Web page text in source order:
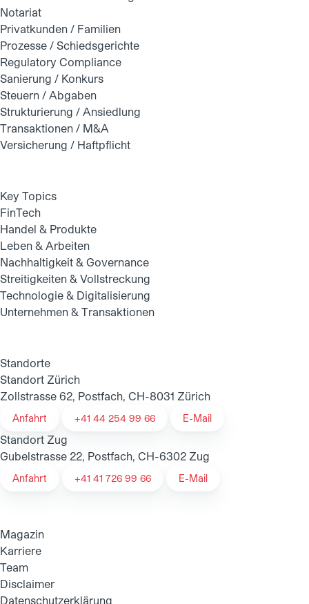
Notariat
Privatkunden / Familien
Prozesse / Schiedsgerichte
Regulatory Compliance
Sanierung / Konkurs
Steuern / Abgaben
Strukturierung / Ansiedlung
Transaktionen / M&A
Versicherung / Haftpflicht
Key Topics
FinTech
Handel & Produkte
Leben & Arbeiten
Nachhaltigkeit & Governance
Streitigkeiten & Vollstreckung
Technologie & Digitalisierung
Unternehmen & Transaktionen
Standorte
Standort Zürich
Zollstrasse 62, Postfach, CH-8031 Zürich
Anfahrt +41 44 254 99 66 E-Mail
Standort Zug
Gubelstrasse 22, Postfach, CH-6302 Zug
Anfahrt +41 41 726 99 66 E-Mail
Magazin
Karriere
Team
Disclaimer
Datenschutzerklärung